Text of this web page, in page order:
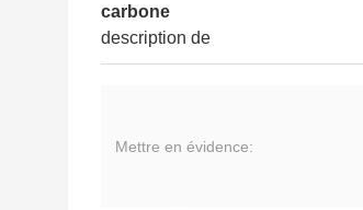
carbone
description de
Mettre en évidence: